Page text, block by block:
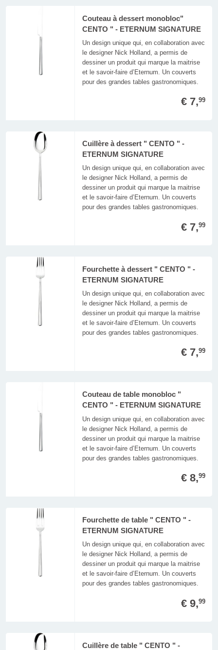
Couteau à dessert monobloc"
CENTO " - ETERNUM SIGNATURE
Un design unique qui, en collaboration avec
le designer Nick Holland, a permis de
dessiner un produit qui marque la maitrise
et le savoir-faire d’Eternum. Un couverts
pour des grandes tables gastronomiques.
€ 7,99
Cuillère à dessert " CENTO " -
ETERNUM SIGNATURE
Un design unique qui, en collaboration avec
le designer Nick Holland, a permis de
dessiner un produit qui marque la maitrise
et le savoir-faire d’Eternum. Un couverts
pour des grandes tables gastronomiques.
€ 7,99
Fourchette à dessert " CENTO " -
ETERNUM SIGNATURE
Un design unique qui, en collaboration avec
le designer Nick Holland, a permis de
dessiner un produit qui marque la maitrise
et le savoir-faire d’Eternum. Un couverts
pour des grandes tables gastronomiques.
€ 7,99
Couteau de table monobloc "
CENTO " - ETERNUM SIGNATURE
Un design unique qui, en collaboration avec
le designer Nick Holland, a permis de
dessiner un produit qui marque la maitrise
et le savoir-faire d’Eternum. Un couverts
pour des grandes tables gastronomiques.
€ 8,99
Fourchette de table " CENTO " -
ETERNUM SIGNATURE
Un design unique qui, en collaboration avec
le designer Nick Holland, a permis de
dessiner un produit qui marque la maitrise
et le savoir-faire d’Eternum. Un couverts
pour des grandes tables gastronomiques.
€ 9,99
Cuillère de table " CENTO " -